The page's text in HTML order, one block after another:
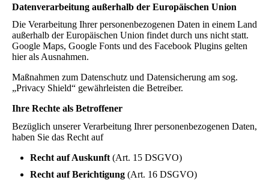
Datenverarbeitung außerhalb der Europäischen Union
Die Verarbeitung Ihrer personenbezogenen Daten in einem Land
außerhalb der Europäischen Union findet durch uns nicht statt.
Google Maps, Google Fonts und des Facebook Plugins gelten
hier als Ausnahmen.
Maßnahmen zum Datenschutz und Datensicherung am sog.
„Privacy Shield“ gewährleisten die Betreiber.
Ihre Rechte als Betroffener
Bezüglich unserer Verarbeitung Ihrer personenbezogenen Daten,
haben Sie das Recht auf
Recht auf Auskunft (Art. 15 DSGVO)
Recht auf Berichtigung (Art. 16 DSGVO)